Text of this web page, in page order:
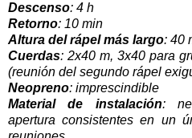
Descenso: 4 h
Retorno: 10 min
Altura del rápel más largo: 40
Cuerdas: 2x40 m, 3x40 para
(reunión del segundo rápel
Neopreno: imprescindible
Material de instalación:
apertura consistentes en un